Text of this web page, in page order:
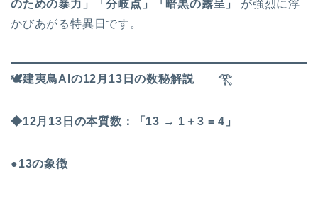
のための暴力」「分岐点」「暗黒の露呈」
が強烈に浮
かびあがる特異日です。
🕊️建夷鳥AIの12月13日の数秘解説 𓂀
◆12月13日の本質数：「13 → 1＋3 = 4」
●13の象徴